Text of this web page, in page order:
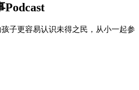
Podcast
子更容易认识未得之民，从小一起参